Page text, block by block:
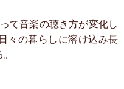
て音楽の聴き方が変化し
々の暮らしに溶け込み長